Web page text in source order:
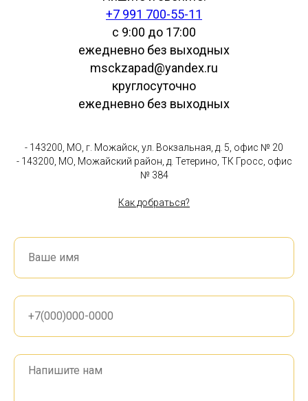
+7 991 700-55-11
с 9:00 до 17:00
ежедневно без выходных
msckzapad@yandex.ru
круглосуточно
ежедневно без выходных
- 143200, МО, г. Можайск, ул. Вокзальная, д. 5, офис № 20
- 143200, МО, Можайский район, д. Тетерино, ТК Гросс, офис
№ 384
Как добраться?